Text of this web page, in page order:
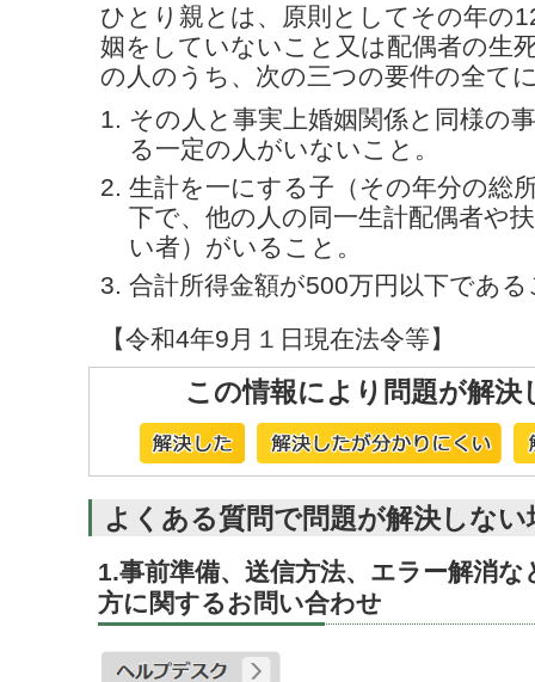
ひとり親とは、原則としてその年の
姻をしていないこと又は配偶者の生
の人のうち、次の三つの要件の全て
その人と事実上婚姻関係と同様の
る一定の人がいないこと。
生計を一にする子（その年分の総
下で、他の人の同一生計配偶者や
い者）がいること。
合計所得金額が500万円以下であ
【令和4年9月１日現在法令等】
この情報により問題が解決
よくある質問で問題が解決しな
1.事前準備、送信方法、エラー解消
方に関するお問い合わせ